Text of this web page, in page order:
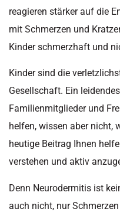
reagieren stärker auf die
mit Schmerzen und
Kinder schmerzhaft und
Kinder sind die
Gesellschaft. Ein
Familienmitglieder und
helfen, wissen aber nicht,
heutige Beitrag Ihnen
verstehen und aktiv
Denn Neurodermitis ist
auch nicht, nur